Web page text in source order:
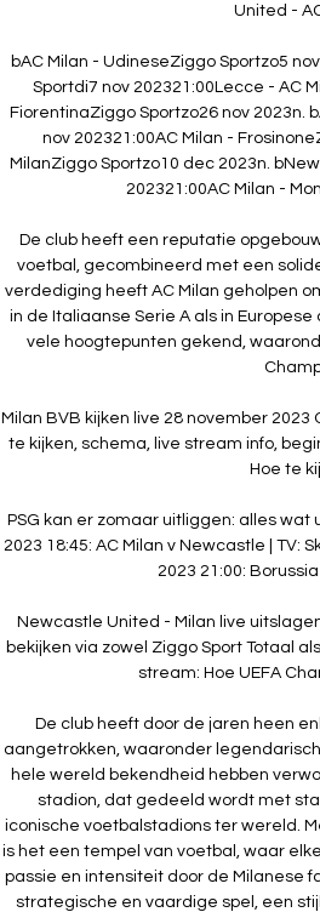
United -
bAC Milan - UdineseZiggo Sportzo5
Sportdi7 nov 202321:00Lecce - AC
FiorentinaZiggo Sportzo26 nov 2023n.
nov 202321:00AC Milan -
MilanZiggo Sportzo10 dec 2023n.
202321:00AC Milan -
De club heeft een reputatie
voetbal, gecombineerd met een
verdediging heeft AC Milan geholpen
in de Italiaanse Serie A als in
vele hoogtepunten gekend,
Milan BVB kijken live 28 november 2023
te kijken, schema, live stream info,
Hoe te
PSG kan er zomaar uitliggen: alles
2023 18:45: AC Milan v Newcastle | TV:
2023 21:00: Borussia
Newcastle United - Milan live
bekijken via zowel Ziggo Sport Totaal
stream: Hoe UEFA
De club heeft door de jaren heen
aangetrokken, waaronder
hele wereld bekendheid hebben
stadion, dat gedeeld wordt met
iconische voetbalstadions ter wereld.
is het een tempel van voetbal, waar
passie en intensiteit door de Milanese
strategische en vaardige spel, een